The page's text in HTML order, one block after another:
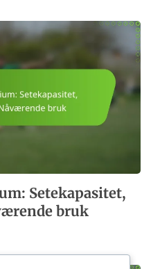
Setekapasitet,
bruk